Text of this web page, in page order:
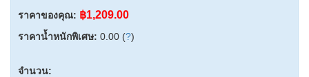
ราคาของคุณ: ฿1,209.00
ราคาน้ำหนักพิเศษ: 0.00 (?)
จำนวน: